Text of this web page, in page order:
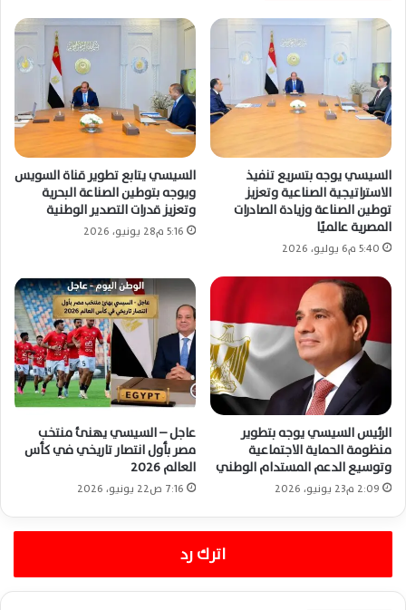
السيسي يوجه بتسريع تنفيذ
الاستراتيجية الصناعية وتعزيز
توطين الصناعة وزيادة الصادرات
المصرية عالميًا
5:40 م6 يوليو، 2026
السيسي يتابع تطوير قناة السويس
ويوجه بتوطين الصناعة البحرية
وتعزيز قدرات التصدير الوطنية
5:16 م28 يونيو، 2026
الرئيس السيسي يوجه بتطوير
منظومة الحماية الاجتماعية
وتوسيع الدعم المستدام الوطني
2:09 م23 يونيو، 2026
عاجل – السيسي يهنئ منتخب
مصر بأول انتصار تاريخي في كأس
العالم 2026
7:16 ص22 يونيو، 2026
اترك رد